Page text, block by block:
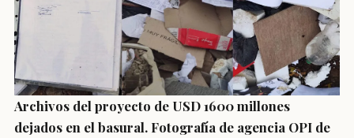
Archivos del proyecto de USD 1600 millones
dejados en el basural. Fotografía de agencia OPI de